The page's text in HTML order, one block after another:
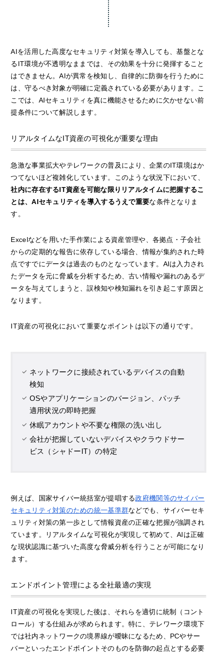
AIを活用した高度なセキュリティ対策を導入しても、基盤とな
るIT環境が不透明なままでは、その効果を十分に発揮すること
はできません。AIが異常を検知し、自律的に防御を行うために
は、守るべき対象が明確に定義されている必要があります。こ
こでは、AIセキュリティを真に機能させるために欠かせない前
提条件について解説します。
リアルタイムなIT資産の可視化が重要な理由
急激な事業拡大やテレワークの普及により、企業のIT環境はか
つてないほど複雑化しています。このような状況下において、
社内に存在するIT資産を可能な限りリアルタイムに把握するこ
とは、AIセキュリティを導入するうえで重要な条件となりま
す。
Excelなどを用いた手作業による資産管理や、各拠点・子会社
からの定期的な報告に依存している場合、情報が集約された時
点ですでにデータは過去のものとなっています。AIは入力され
たデータを元に脅威を分析するため、古い情報や漏れのあるデ
ータを与えてしまうと、誤検知や検知漏れを引き起こす原因と
なります。
IT資産の可視化において重要なポイントは以下の通りです。
ネットワークに接続されているデバイスの自動
検知
OSやアプリケーションのバージョン、パッチ
適用状況の即時把握
休眠アカウントや不要な権限の洗い出し
会社が把握していないデバイスやクラウドサー
ビス（シャドーIT）の特定
例えば、国家サイバー統括室が提唱する政府機関等のサイバー
セキュリティ対策のための統一基準群などでも、サイバーセキ
ュリティ対策の第一歩として情報資産の正確な把握が強調され
ています。リアルタイムな可視化が実現して初めて、AIは正確
な現状認識に基づいた高度な脅威分析を行うことが可能になり
ます。
エンドポイント管理による全社最適の実現
IT資産の可視化を実現した後は、それらを適切に統制（コント
ロール）する仕組みが求められます。特に、テレワーク環境下
では社内ネットワークの境界線が曖昧になるため、PCやサー
バーといったエンドポイントそのものを防御の起点とする必要